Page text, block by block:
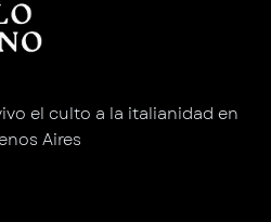
el culto a la italianidad en
Aires